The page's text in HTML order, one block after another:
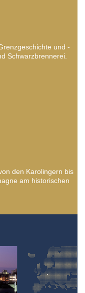
und -
Schwarzbrennerei.
den Karolingern bis
am historischen